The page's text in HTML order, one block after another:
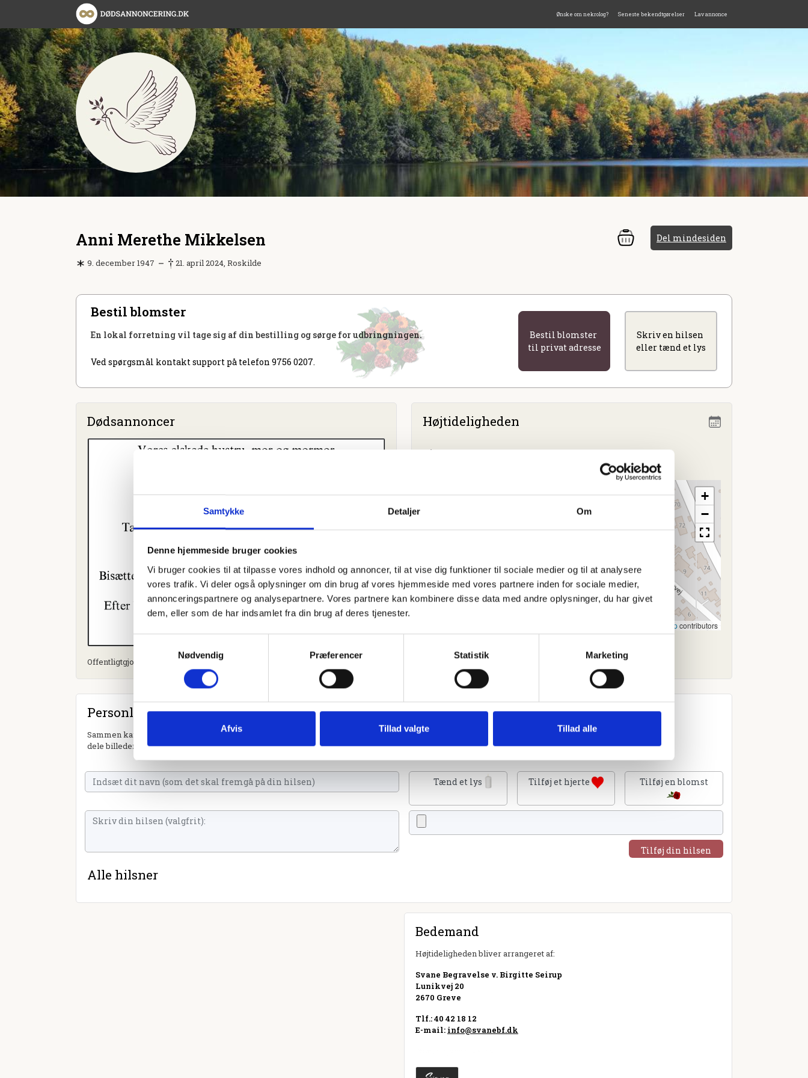
Samtykke Detaljer Om
Denne hjemmeside bruger cookies
Vi bruger cookies til at tilpasse vores indhold og annoncer, til at vise dig funktioner til sociale medier og til at analysere
vores trafik. Vi deler også oplysninger om din brug af vores hjemmeside med vores partnere inden for sociale medier,
annonceringspartnere og analysepartnere. Vores partnere kan kombinere disse data med andre oplysninger, du har givet
dem, eller som de har indsamlet fra din brug af deres tjenester.
Nødvendig
Præferencer Statistik Marketing
Afvis Tillad valgte Tillad alle
Ønske om nekrolog? Seneste bekendtgørelser Lav annonce
Anni Merethe Mikkelsen Del mindesiden
9. december 1947 21. april 2024, Roskilde
Bestil blomster
En lokal forretning vil tage sig af din bestilling og sørge for udbringningen.
Ved spørgsmål kontakt support på telefon 9756 0207.
Bestil blomster
til privat adresse
Skriv en hilsen
eller tænd et lys
Dødsannoncer
Offentligtgjort i Dagbladet Roskilde d. 26. april 2024
Højtideligheden
Dåstrup Kirke
+
−
OpenStreetMapcontributors
Personlig hilsen
Sammen kan vi mindes Anni Merethe Mikkelsen. Du kan tænde et lys, skrive et mindeord,
dele billeder og video eller blot sende et hjerte eller en rose
Tænd et lys Tilføj et hjerte Tilføj en blomst
Tilføj din hilsen
Alle hilsner
Bedemand
Højtideligheden bliver arrangeret af:
Svane Begravelse v. Birgitte Seirup
Lunikvej 20
2670 Greve
Tlf.: 40 42 18 12
E-mail: info@svanebf.dk